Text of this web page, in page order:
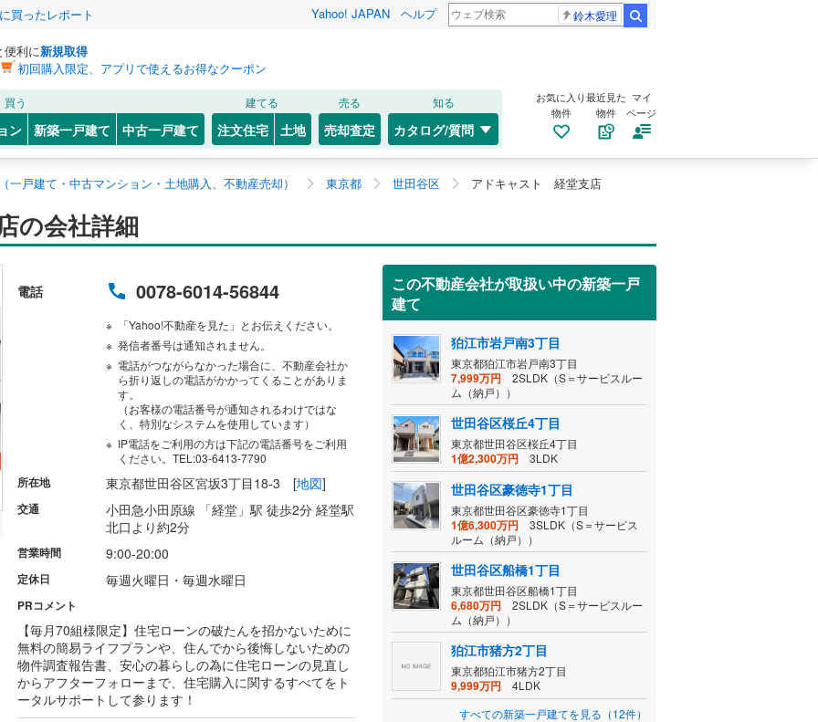
買ったレポート Yahoo! JAPAN ヘルプ 鈴木愛理
便利に新規取得
初回購入限定、アプリで使えるお得なクーポン
買う
ン 新築一戸建て 中古一戸建て
建てる
注文住宅 土地
売る
売却査定
知る
カタログ/質問
お気に入り
物件
最近見た
物件
マイ
ページ
一戸建て・中古マンション・土地購入、不動産売却） 東京都 世田谷区 アドキャスト 経堂支店
の会社詳細
電話 0078-6014-56844
「Yahoo!不動産を見た」とお伝えください。
発信者番号は通知されません。
電話がつながらなかった場合に、不動産会社か
ら折り返しの電話がかかってくることがありま
す。
（お客様の電話番号が通知されるわけではな
く、特別なシステムを使用しています）
IP電話をご利用の方は下記の電話番号をご利用
ください。TEL:03-6413-7790
所在地 東京都世田谷区宮坂3丁目18-3 [地図]
交通
小田急小田原線 「経堂」駅 徒歩2分 経堂駅
北口より約2分
営業時間 9:00-20:00
定休日 毎週火曜日・毎週水曜日
PRコメント
【毎月70組様限定】住宅ローンの破たんを招かないために
無料の簡易ライフプランや、住んでから後悔しないための
物件調査報告書、安心の暮らしの為に住宅ローンの見直し
からアフターフォローまで、住宅購入に関するすべてをト
ータルサポートして参ります！
この不動産会社が取扱い中の新築一戸
建て
狛江市岩戸南3丁目
東京都狛江市岩戸南3丁目
7,999万円 2SLDK（S＝サービスルー
ム（納戸））
世田谷区桜丘4丁目
東京都世田谷区桜丘4丁目
1億2,300万円 3LDK
世田谷区豪徳寺1丁目
東京都世田谷区豪徳寺1丁目
1億6,300万円 3SLDK（S＝サービス
ルーム（納戸））
世田谷区船橋1丁目
東京都世田谷区船橋1丁目
6,680万円 2SLDK（S＝サービスルー
ム（納戸））
狛江市猪方2丁目
東京都狛江市猪方2丁目
9,999万円 4LDK
すべての新築一戸建てを見る（12件）